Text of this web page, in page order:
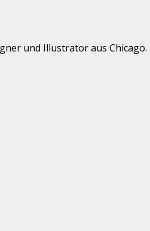
und Illustrator aus